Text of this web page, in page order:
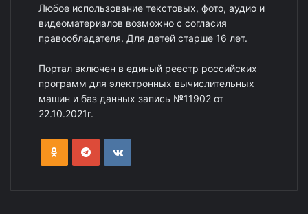
Любое использование текстовых, фото, аудио и
видеоматериалов возможно с согласия
правообладателя. Для детей старше 16 лет.
Портал включен в единый реестр российских
программ для электронных вычислительных
машин и баз данных запись №11902 от
22.10.2021г.